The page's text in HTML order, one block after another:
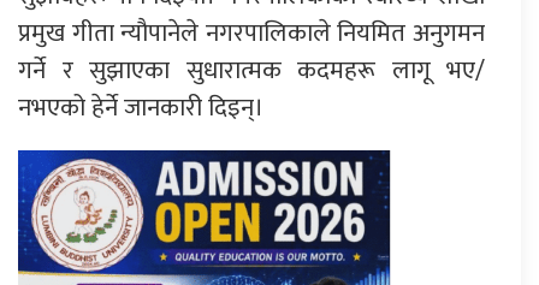
प्रमुख गीता न्यौपानेले नगरपालिकाले नियमित अनुगमन
गर्ने र सुझाएका सुधारात्मक कदमहरू लागू भए/
नभएको हेर्ने जानकारी दिइन्।